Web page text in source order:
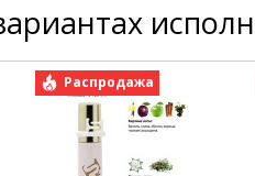
Распродажа